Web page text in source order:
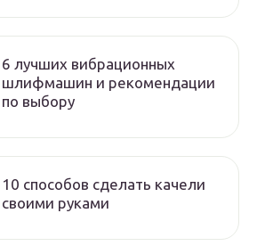
6 лучших вибрационных
шлифмашин и рекомендации
по выбору
10 способов сделать качели
своими руками